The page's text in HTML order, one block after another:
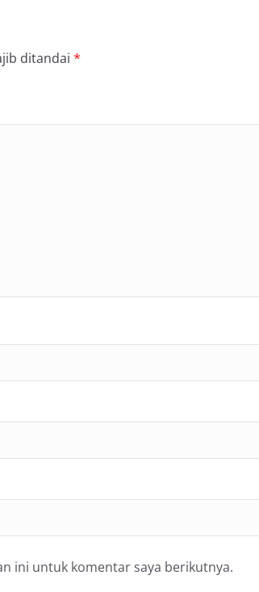
ditandai *
ini untuk komentar saya berikutnya.